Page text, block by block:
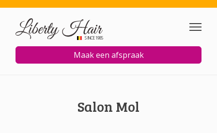
Overslaan en naar de inhoud
SINCE 1985
Maak een afspraak
Salon Mol